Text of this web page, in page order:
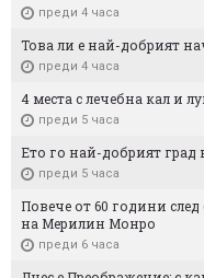
преди 4 часа
Това ли е най-добрият
преди 4 часа
4 места с лечебна кал и
преди 5 часа
Ето го най-добрият град
преди 5 часа
Повече от 60 години
на Мерилин Монро
преди 6 часа